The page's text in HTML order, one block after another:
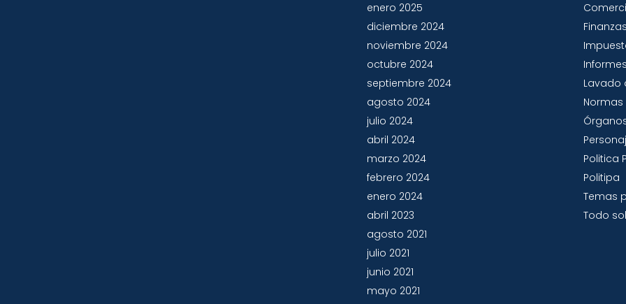
enero 2025
diciembre 2024
noviembre 2024
octubre 2024
septiembre 2024
agosto 2024
julio 2024
abril 2024
marzo 2024
febrero 2024
enero 2024
abril 2023
agosto 2021
julio 2021
junio 2021
mayo 2021
Lavado
Politica
Politipa
Temas
Todo